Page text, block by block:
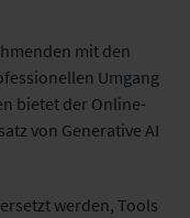
mit den
Umgang
bietet der Online-
von Generative AI
werden, Tools